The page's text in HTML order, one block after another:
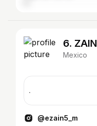
6. ZAIN
Mexico
.
@ezain5_m